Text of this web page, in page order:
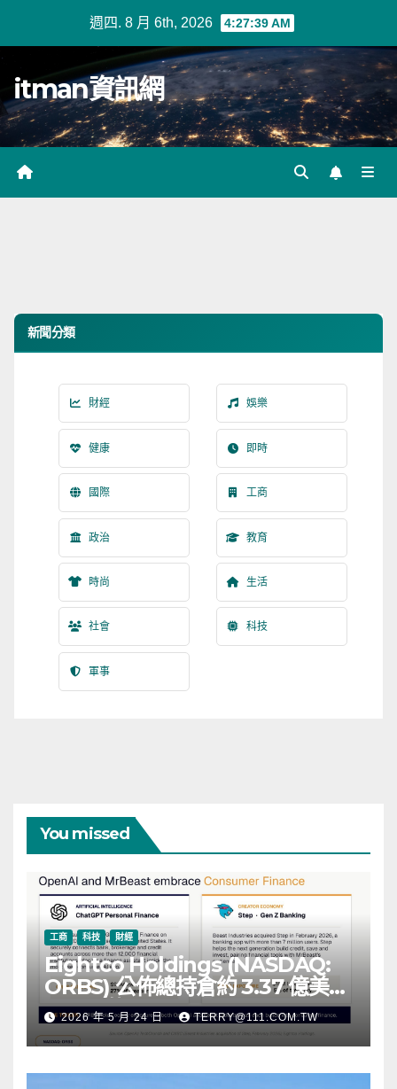
週四. 8 月 6th, 2026 4:27:40 AM
itman資訊網
新聞分類
財經 娛樂
健康 即時
國際 工商
政治 教育
時尚 生活
社會 科技
軍事
You missed
工商 科技 財經
Eightco Holdings (NASDAQ:
ORBS) 公佈總持倉約 3.37 億美
元，涵蓋 OpenAI、Beast
Industries、超過 11,000 枚以太
幣 (ETH) 及逾 2.83 億枚 WLD 代
幣
2026 年 5 月 24 日 TERRY@111.COM.TW